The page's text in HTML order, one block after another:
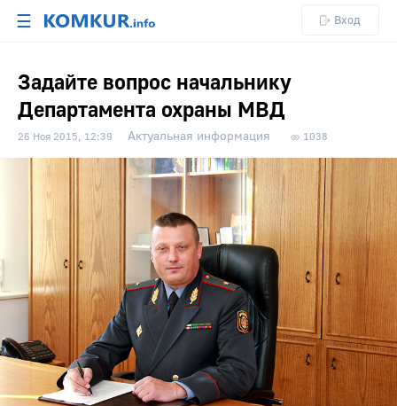
☰ Вход
Задайте вопрос начальнику
Департамента охраны МВД
26 Ноя 2015, 12:39 Актуальная информация 1038